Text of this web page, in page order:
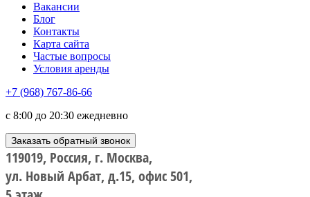
Вакансии
Блог
Контакты
Карта сайта
Частые вопросы
Условия аренды
+7 (968) 767-86-66
с 8:00 до 20:30 ежедневно
Заказать обратный звонок
119019, Россия, г. Москва,
ул. Новый Арбат, д.15, офис 501,